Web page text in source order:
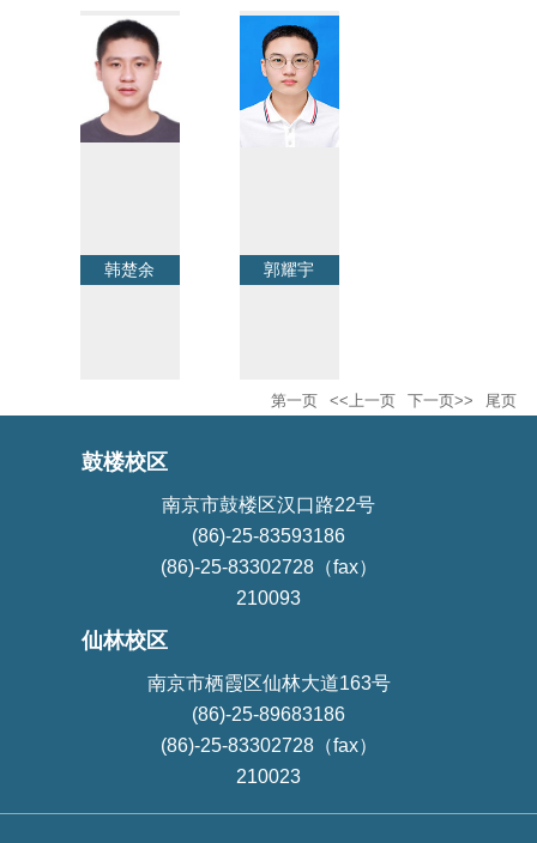
韩楚余 郭耀宇
第一页 <<上一页 下一页>> 尾页
鼓楼校区
南京市鼓楼区汉口路22号
(86)-25-83593186
(86)-25-83302728（fax）
210093
仙林校区
南京市栖霞区仙林大道163号
(86)-25-89683186
(86)-25-83302728（fax）
210023